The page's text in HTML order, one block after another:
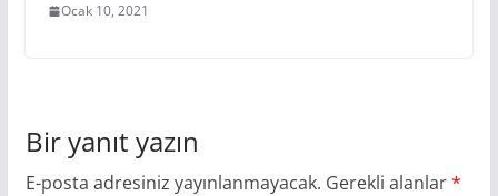
Ocak 10, 2021
Bir yanıt yazın
E-posta adresiniz yayınlanmayacak. Gerekli alanlar*